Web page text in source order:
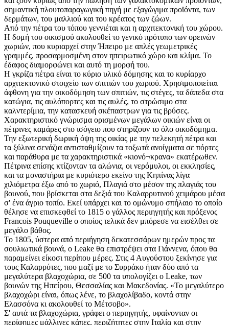
σημαντική πλουτοπαραγωγική πηγή με εξαγώγιμα προϊόντα, των
δερμάτων, του μαλλιού και του κρέατος των ζώων.
Από την πέτρα του τόπου γεννιέται και η αρχιτεκτονική του χώρου.
Η δομή του οικισμού ακολουθεί το γενικό πρότυπο των ορεινών
χωριών, που κυριαρχεί στην Ήπειρο με απλές γεωμετρικές
γραμμές, προσαρμοσμένη στον ηπειρωτικό χώρο και κλίμα. Το
έδαφος διαμορφώνει και αυτό τη μορφή του.
Η γκρίζα πέτρα είναι το κύριο υλικό δόμησης και το κυρίαρχο
αρχιτεκτονικό στοιχείο των σπιτιών του χωριού. Χρησιμοποιείται
άφθονη για την οικοδόμηση των σπιτιών, τις στέγες, τα δάπεδα στα
κατώγια, τις αυλόπορτες και τις αυλές, το στρώσιμο στα
καλντερίμια, την κατασκευή σκέπαστρων για τις βρύσες.
Χαρακτηριστικό γνώρισμα ορισμένων μεγάλων οικιών είναι οι
πέτρινες καμάρες στο ισόγειο που στηρίζουν το όλο οικοδόμημα.
Την εξωτερική δωρική όψη της οικίας με την πελεκητή πέτρα και
τα ξύλινα σενάζια αντισταθμίζουν τα τοξωτά ανοίγματα σε πόρτες
και παράθυρα με τα χαρακτηριστικά «κιονό¬κρανα» εκατέρωθεν.
Πέτρινα επίσης κτίζονταν τα αλώνια, οι νερόμυλοι, οι εκκλησίες,
και τα μοναστήρια με κυριότερο εκείνο της Κηπίνας λίγα
χιλιόμετρα έξω από το χωριό, Πλαγιά στο μέσον της πλαγιάς του
βουνού, που βρίσκεται στα δεξιά του Καλαρρυτινού χειμάρου μέσα
σ' ένα άγριο τοπίο. Εκεί υπάρχει και το ομώνυμο σπήλαιο το οποίο
θέλησε να επισκεφθεί το 1815 ο γάλλος περιηγητής και πρόξενος
Francois Pouqueville ο οποίος τελικά δεν μπόρεσε να εισέλθει σε
μεγάλο βάθος.
Το 1805, ύστερα από περιήγηση δεκατεσσάρων ημερών προς τα
σουλιωτικά βουνά, ο Leake θα επιστρέψει στα Γιάννενα, όπου θα
παραμείνει είκοσι περίπου μέρες. Στις 4 Αυγούστου ξεκίνησε για
τους Καλαρρύτες, που μαζί με το Συρράκο ήταν δύο από τα
μεγαλύτερα βλαχοχώρια, σε 500 τα υπολογίζει ο Leake, των
βουνών της Ηπείρου, Θεσσαλίας και Μακεδονίας. «Το μεγαλύτερο
βλαχοχώρι είναι, όπως λένε, το βλαχολίβαδο, κοντά στην
Ελασσόνα κι ακολουθεί το Μέτσοβο».
Σ' αυτά τα βλαχοχώρια, γράφει ο περιηγητής, υφαίνονταν οι
περίφημες μάλλινες κάπες, περιζήτητες στην Ιταλία και στην